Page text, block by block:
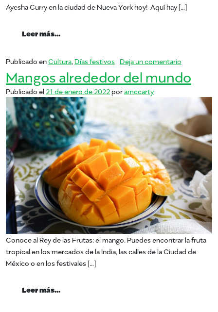
Ayesha Curry en la ciudad de Nueva York hoy! Aquí hay […]
Leer más…
Publicado enCultura Días festivos Deja un comentario
Mangos alrededor del mundo
Publicado el 21 de enero de 2022poramccarty
Conoce al Rey de las Frutas: el mango. Puedes encontrar la fruta
tropical en los mercados de la India, las calles de la Ciudad de
México o en los festivales […]
Leer más…